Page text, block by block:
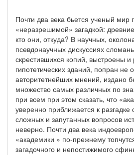
Почти два века бьется ученый мир
«неразрешимой» загадкой:
кто они, откуда? В научных,
псевдонаучных дискуссиях
скрестившихся копий, выстроены
гипотетических зданий, попран не
авторитетнейших мнений, издано
множество самых различных по
при всем при этом сказать, что
уверенно приближается к
сложных и запутанных вопросов
неверно. Почти два века
«академики » по-прежнему
загадочного и непостижимого